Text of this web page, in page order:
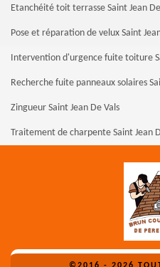
Etanchéité toit terrasse Saint Jean
Pose et réparation de velux Saint
Intervention d'urgence fuite toiture
Recherche fuite panneaux solaires
Zingueur Saint Jean De Vals
Traitement de charpente Saint Jean
©2016 - 2026